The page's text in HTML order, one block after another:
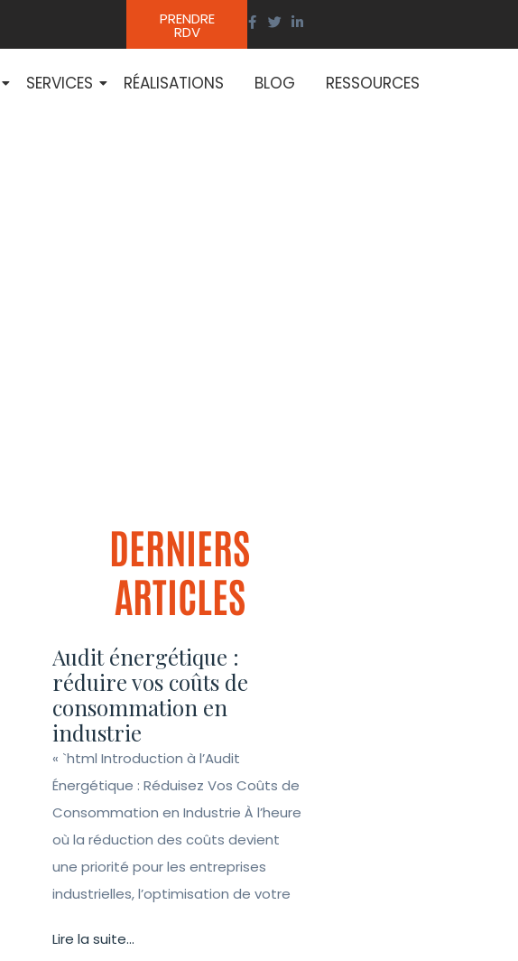
PRENDRE
RDV
SERVICES RÉALISATIONS BLOG RESSOURCES
DERNIERS
ARTICLES
Audit énergétique :
réduire vos coûts de
consommation en
industrie
« `html Introduction à l’Audit
Énergétique : Réduisez Vos Coûts de
Consommation en Industrie À l’heure
où la réduction des coûts devient
une priorité pour les entreprises
industrielles, l’optimisation de votre
Lire la suite...